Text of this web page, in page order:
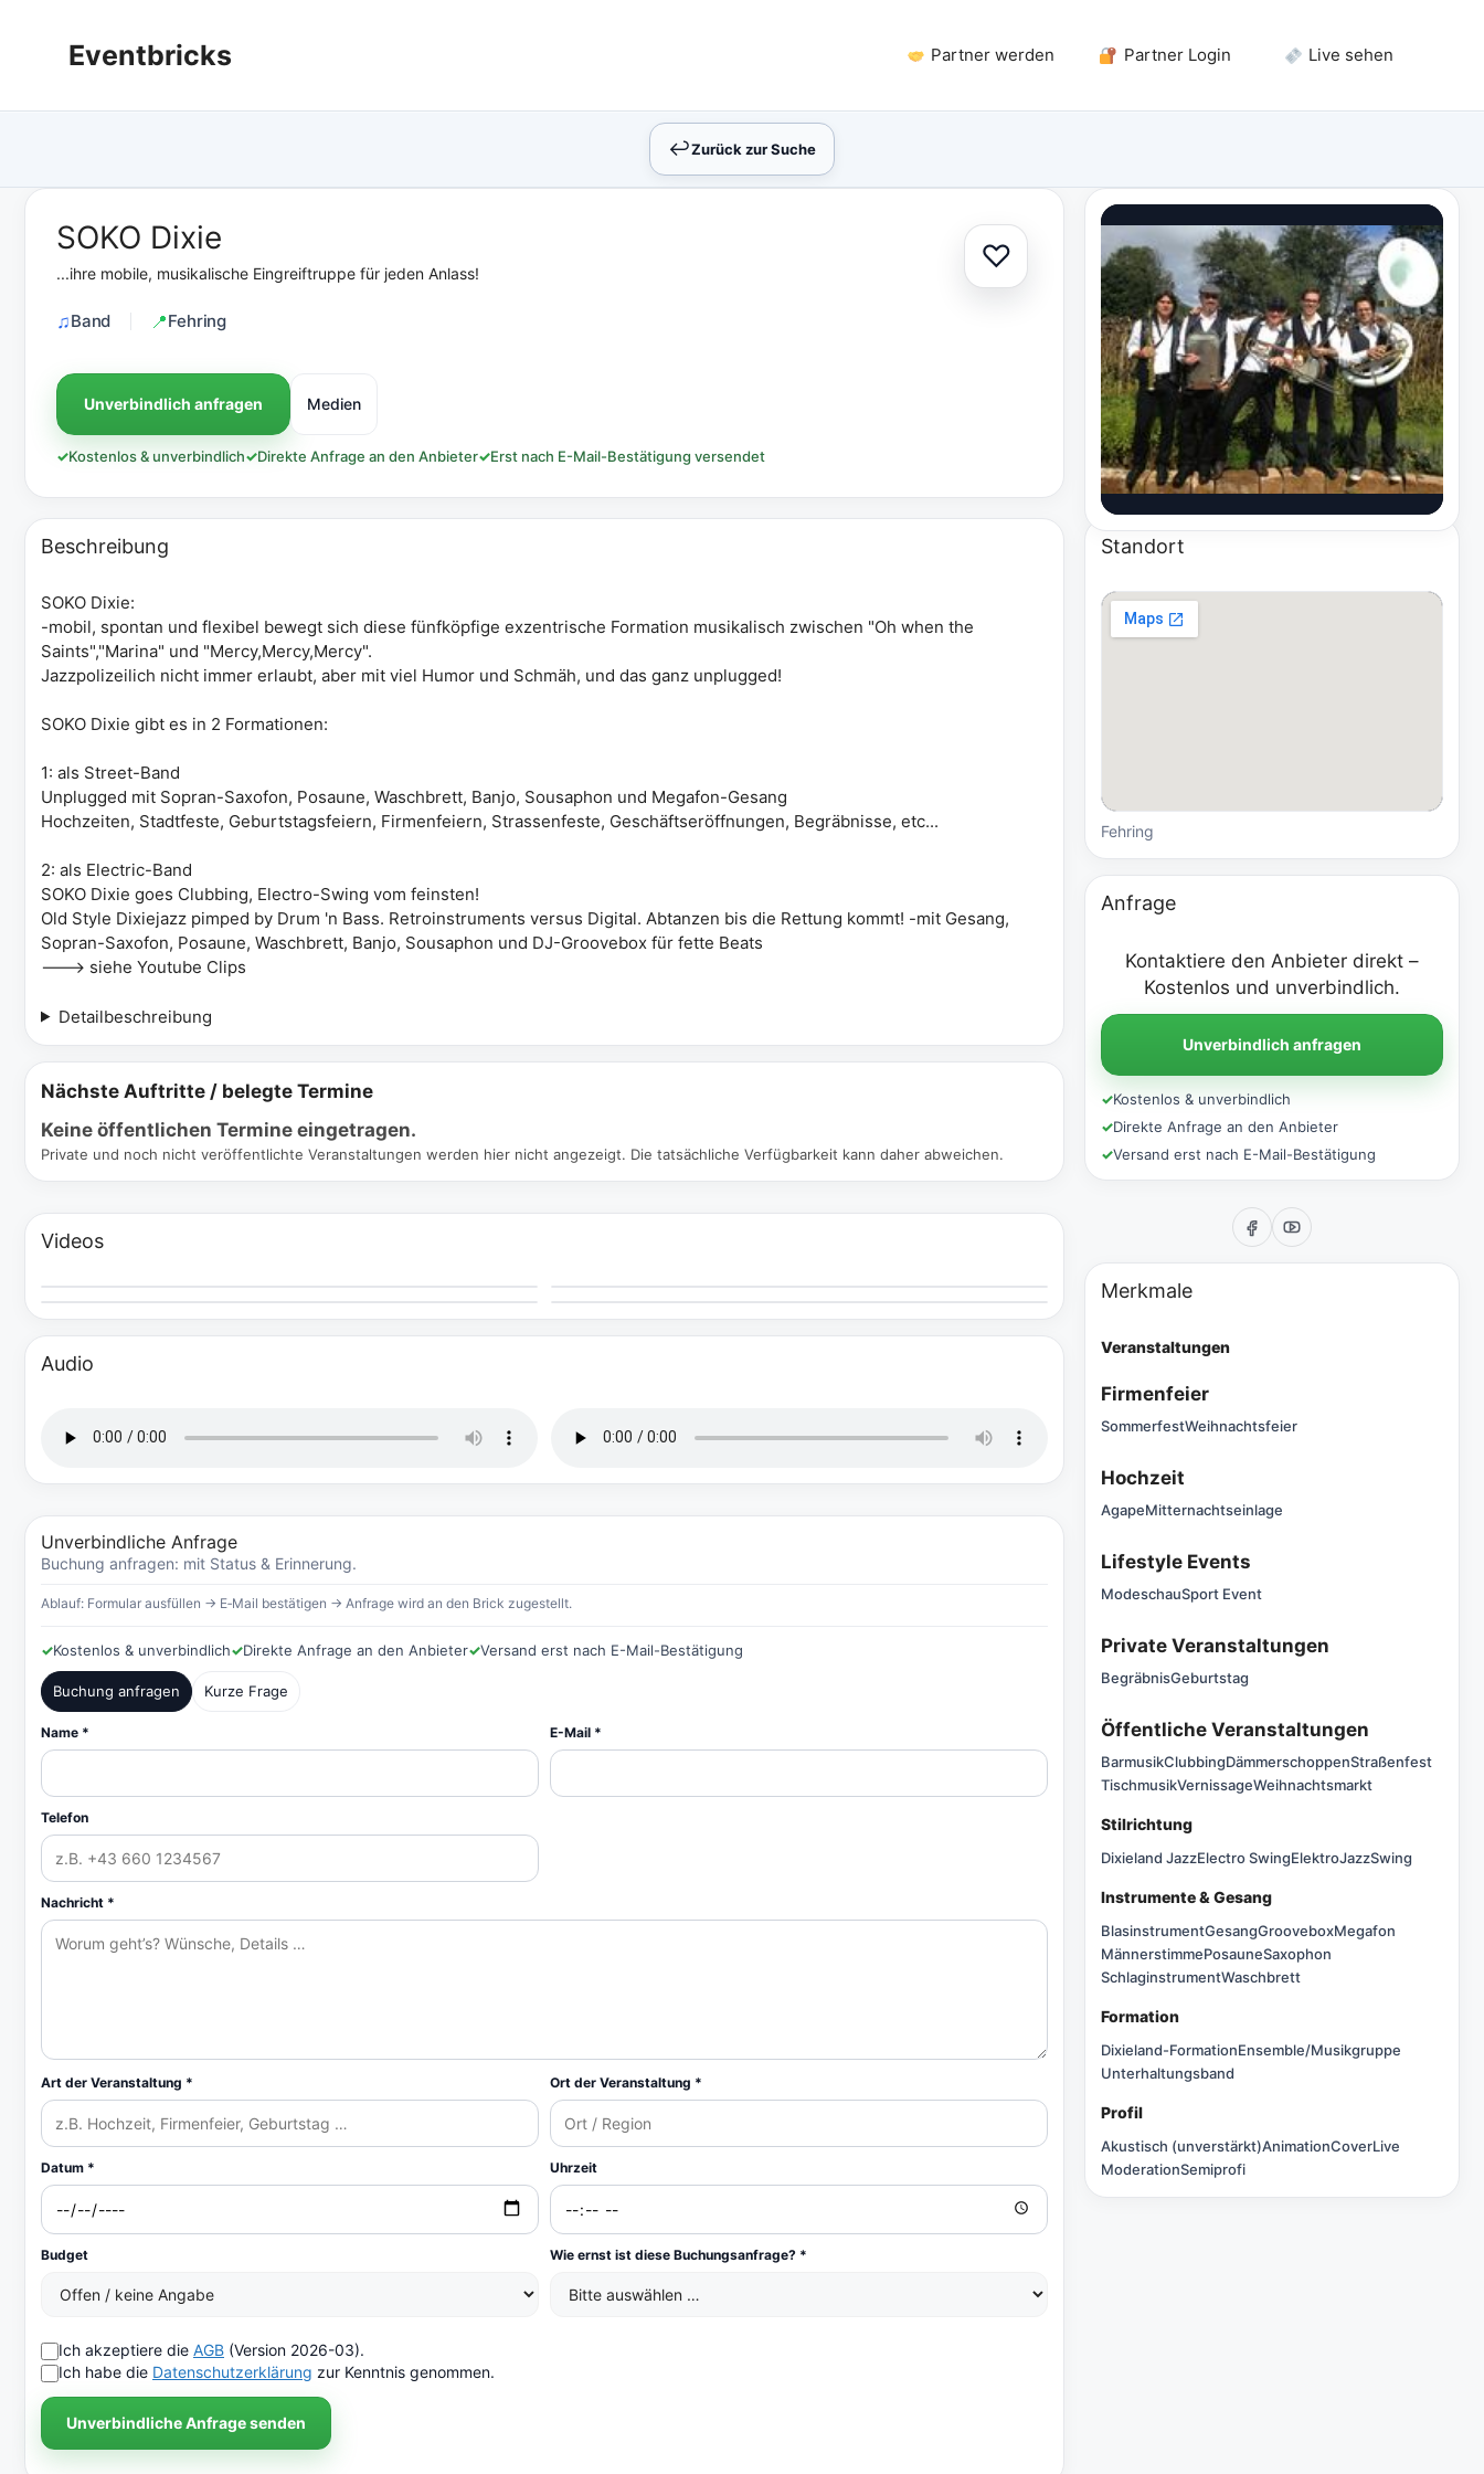
springenEventbricks Partner werden Partner Login Live sehen
↩︎Zurück zur Suche
♡Zur Auswahl hinzufügen
SOKO Dixie
...ihre mobile, musikalische Eingreiftruppe für jeden Anlass!
Band Fehring
Unverbindlich anfragen Medien
✓Kostenlos & unverbindlich✓Direkte Anfrage an den Anbieter✓Erst nach E-Mail-Bestätigung versendet
Beschreibung
SOKO Dixie:
-mobil, spontan und flexibel bewegt sich diese fünfköpfige exzentrische Formation musikalisch zwischen "Oh when the
Saints","Marina" und "Mercy,Mercy,Mercy".
Jazzpolizeilich nicht immer erlaubt, aber mit viel Humor und Schmäh, und das ganz unplugged!
SOKO Dixie gibt es in 2 Formationen:
1: als Street-Band
Unplugged mit Sopran-Saxofon, Posaune, Waschbrett, Banjo, Sousaphon und Megafon-Gesang
Hochzeiten, Stadtfeste, Geburtstagsfeiern, Firmenfeiern, Strassenfeste, Geschäftseröffnungen, Begräbnisse, etc...
2: als Electric-Band
SOKO Dixie goes Clubbing, Electro-Swing vom feinsten!
Old Style Dixiejazz pimped by Drum 'n Bass. Retroinstruments versus Digital. Abtanzen bis die Rettung kommt! -mit Gesang,
Sopran-Saxofon, Posaune, Waschbrett, Banjo, Sousaphon und DJ-Groovebox für fette Beats
---> siehe Youtube Clips
Detailbeschreibung
Nächste Auftritte / belegte Termine
Keine öffentlichen Termine eingetragen.
Private und noch nicht veröffentlichte Veranstaltungen werden hier nicht angezeigt. Die tatsächliche Verfügbarkeit kann daher abweichen.
Videos
Audio
Unverbindliche Anfrage
Buchung anfragen: mit Status & Erinnerung.
Ablauf: Formular ausfüllen → E‑Mail bestätigen → Anfrage wird an den Brick zugestellt.
✓Kostenlos & unverbindlich✓Direkte Anfrage an den Anbieter✓Versand erst nach E-Mail-Bestätigung
Buchung anfragen Kurze Frage
Name * E-Mail *
Telefon
Nachricht *
Art der Veranstaltung * Ort der Veranstaltung *
Datum * Uhrzeit
Budget Wie ernst ist diese Buchungsanfrage? *
Ich akzeptiere die AGB (Version 2026-03).
Ich habe die Datenschutzerklärung zur Kenntnis genommen.
Unverbindliche Anfrage senden
Standort
Fehring
Anfrage
Kontaktiere den Anbieter direkt –
Kostenlos und unverbindlich.
Unverbindlich anfragen
✓Kostenlos & unverbindlich
✓Direkte Anfrage an den Anbieter
✓Versand erst nach E-Mail-Bestätigung
Merkmale
Veranstaltungen
Firmenfeier
SommerfestWeihnachtsfeier
Hochzeit
AgapeMitternachtseinlage
Lifestyle Events
ModeschauSport Event
Private Veranstaltungen
BegräbnisGeburtstag
Öffentliche Veranstaltungen
BarmusikClubbingDämmerschoppenStraßenfest
TischmusikVernissageWeihnachtsmarkt
Stilrichtung
Dixieland JazzElectro SwingElektroJazzSwing
Instrumente & Gesang
BlasinstrumentGesangGrooveboxMegafon
MännerstimmePosauneSaxophon
SchlaginstrumentWaschbrett
Formation
Dixieland-FormationEnsemble/Musikgruppe
Unterhaltungsband
Profil
Akustisch (unverstärkt)AnimationCoverLive
ModerationSemiprofi